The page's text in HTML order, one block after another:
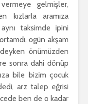
gelmişler,
kızlarla aramıza
taksimde ipini
ogün akşam
önümüzden
sonra dahi dönüp
bile bizim çocuk
arz talep eğrisi
ben de o kadar